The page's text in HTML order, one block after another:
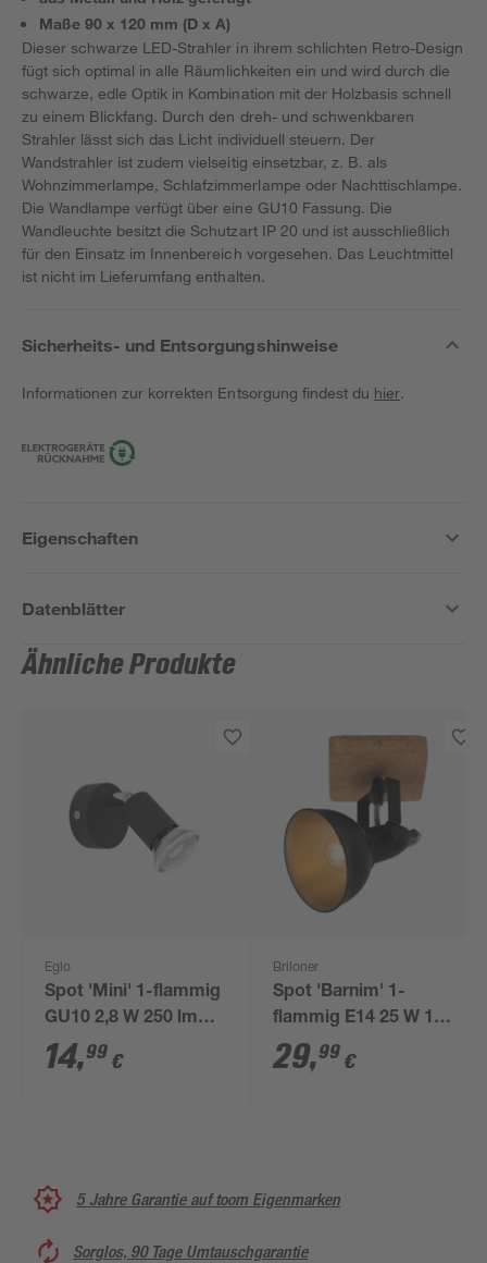
Maße 90 x 120 mm (D x A)
Dieser schwarze LED-Strahler in ihrem schlichten Retro-Design
fügt sich optimal in alle Räumlichkeiten ein und wird durch die
schwarze, edle Optik in Kombination mit der Holzbasis schnell
zu einem Blickfang. Durch den dreh- und schwenkbaren
Strahler lässt sich das Licht individuell steuern. Der
Wandstrahler ist zudem vielseitig einsetzbar, z. B. als
Wohnzimmerlampe, Schlafzimmerlampe oder Nachttischlampe.
Die Wandlampe verfügt über eine GU10 Fassung. Die
Wandleuchte besitzt die Schutzart IP 20 und ist ausschließlich
für den Einsatz im Innenbereich vorgesehen. Das Leuchtmittel
ist nicht im Lieferumfang enthalten.
Sicherheits- und Entsorgungshinweise
Informationen zur korrekten Entsorgung findest du hier.
Eigenschaften
Datenblätter
Ähnliche Produkte
Eglo
Spot 'Mini' 1-flammig
GU10 2,8 W 250 lm
warmweiß Ø 6 cm
14,99 €
Briloner
Spot 'Barnim' 1-
flammig E14 25 W 11
x 15,7 x 11 cm
29,99 €
5 Jahre Garantie auf toom Eigenmarken
Sorglos, 90 Tage Umtauschgarantie